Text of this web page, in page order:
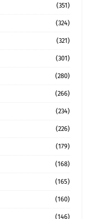
(351)
(324)
(321)
(301)
(280)
(266)
(234)
(226)
(179)
(168)
(165)
(160)
(146)